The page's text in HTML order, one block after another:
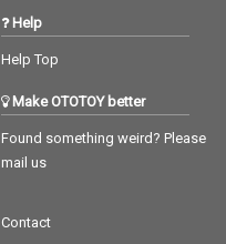
Help
Help Top
Make OTOTOY better
Found something weird? Please
mail us
Contact